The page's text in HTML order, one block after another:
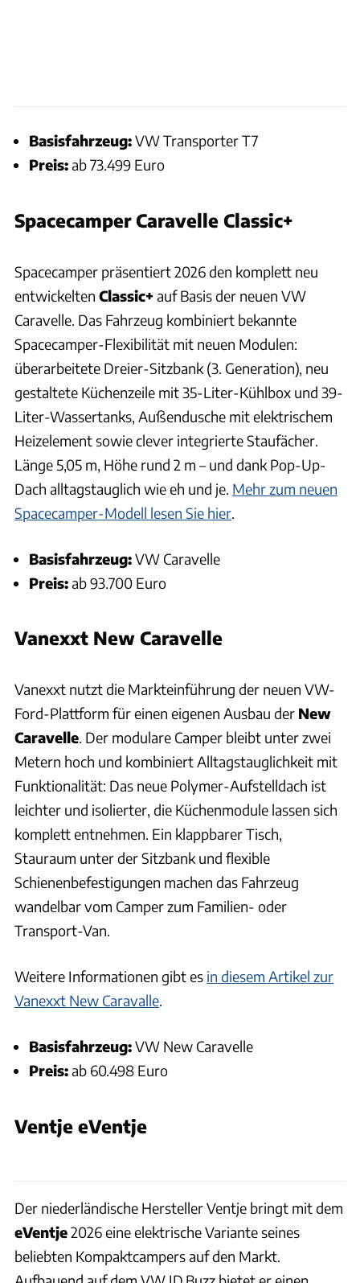
Basisfahrzeug:VW Transporter T7
Preis:ab 73.499 Euro
Spacecamper Caravelle Classic+
Spacecamper präsentiert 2026 den komplett neu
entwickelten Classic+ auf Basis der neuen VW
Caravelle. Das Fahrzeug kombiniert bekannte
Spacecamper-Flexibilität mit neuen Modulen:
überarbeitete Dreier-Sitzbank (3. Generation), neu
gestaltete Küchenzeile mit 35-Liter-Kühlbox und 39-
Liter-Wassertanks, Außendusche mit elektrischem
Heizelement sowie clever integrierte Staufächer.
Länge 5,05 m, Höhe rund 2 m – und dank Pop-Up-
Dach alltagstauglich wie eh und je. Mehr zum neuen
Spacecamper-Modell lesen Sie hier.
Basisfahrzeug:VW Caravelle
Preis:ab 93.700 Euro
Vanexxt New Caravelle
Vanexxt nutzt die Markteinführung der neuen VW-
Ford-Plattform für einen eigenen Ausbau der New
Caravelle. Der modulare Camper bleibt unter zwei
Metern hoch und kombiniert Alltagstauglichkeit mit
Funktionalität: Das neue Polymer-Aufstelldach ist
leichter und isolierter, die Küchenmodule lassen sich
komplett entnehmen. Ein klappbarer Tisch,
Stauraum unter der Sitzbank und flexible
Schienenbefestigungen machen das Fahrzeug
wandelbar vom Camper zum Familien- oder
Transport-Van.
Weitere Informationen gibt es in diesem Artikel zur
Vanexxt New Caravalle.
Basisfahrzeug:VW New Caravelle
Preis:ab 60.498 Euro
Ventje eVentje
Der niederländische Hersteller Ventje bringt mit dem
eVentje2026 eine elektrische Variante seines
beliebten Kompaktcampers auf den Markt.